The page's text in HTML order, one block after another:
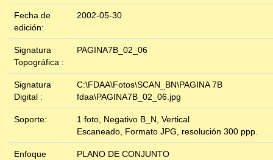
Fecha de
edición:
2002-05-30
Signatura
Topográfica :
PAGINA7B_02_06
Signatura
Digital :
C:\FDAA\Fotos\SCAN_BN\PAGINA 7B
fdaa\PAGINA7B_02_06.jpg
Soporte:
1 foto, Negativo B_N, Vertical
Escaneado, Formato JPG, resolución 300 ppp.
Enfoque
PLANO DE CONJUNTO